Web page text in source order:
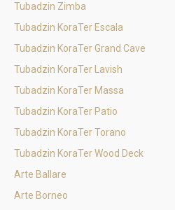
Tubadzin Zimba
Tubadzin KoraTer Escala
Tubadzin KoraTer Grand Cave
Tubadzin KoraTer Lavish
Tubadzin KoraTer Massa
Tubadzin KoraTer Patio
Tubadzin KoraTer Torano
Tubadzin KoraTer Wood Deck
Arte Ballare
Arte Borneo